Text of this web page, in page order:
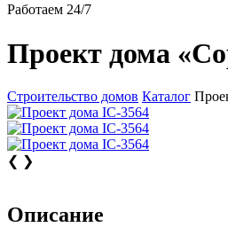
Работаем 24/7
Проект дома
Строительство домов Каталог
❮ ❯
Описание